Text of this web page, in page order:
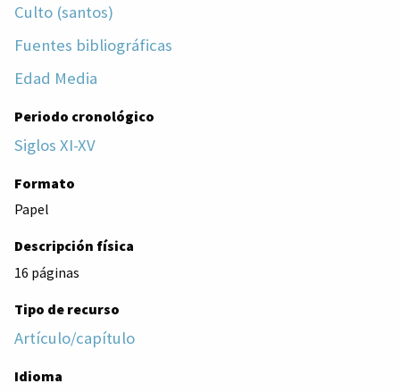
Culto (santos)
Fuentes bibliográficas
Edad Media
Periodo cronológico
Siglos XI-XV
Formato
Papel
Descripción física
16 páginas
Tipo de recurso
Artículo/capítulo
Idioma